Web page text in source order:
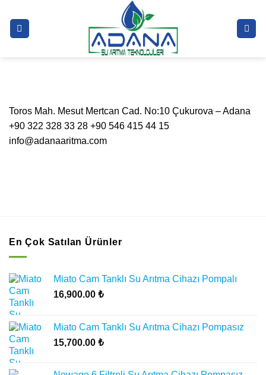
atla
Toros Mah. Mesut Mertcan Cad. No:10 Çukurova – Adana
+90 322 328 33 28 +90 546 415 44 15
info@adanaaritma.com
En Çok Satılan Ürünler
Miato Cam Tanklı Su Arıtma Cihazı Pompalı
16,900.00 ₺
Miato Cam Tanklı Su Arıtma Cihazı Pompasız
15,700.00 ₺